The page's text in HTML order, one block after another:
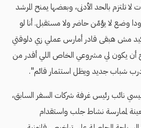
تلتزم بالحد الأدنى، وبعضها يمنح المرشد
جنيه، "ودا وضع لا يؤمّن حاضر ولا مستقبل. أنا لو
مش هبقى قادر أمارس عملي زي دلوقتي
أن يكون لي مشروعي الخاص اللي أقدر من
شباب جديد ويظل استثمار قائم".
نائب رئيس غرفة شركات السفر السابق،
لممارسة نشاط جلب واستقدام